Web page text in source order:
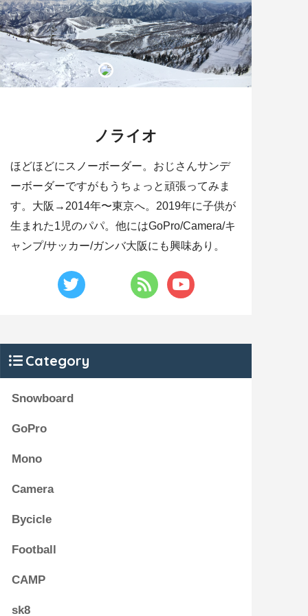
ノライオ
ほどほどにスノーボーダー。おじさんサンデ
ーボーダーですがもうちょっと頑張ってみま
す。大阪→2014年〜東京へ。2019年に子供が
生まれた1児のパパ。他にはGoPro/Camera/キ
ャンプ/サッカー/ガンバ大阪にも興味あり。
Category
Snowboard
GoPro
Mono
Camera
Bycicle
Football
CAMP
sk8